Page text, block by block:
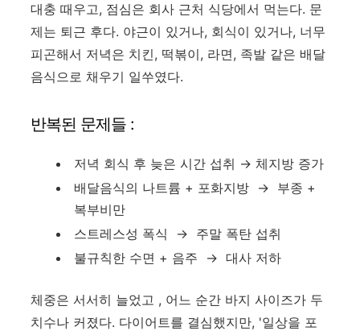
대충 때우고, 점심은 회사 근처 식당에서 먹는다. 문
제는 퇴근 후다. 야근이 있거나, 회식이 있거나, 너무
피곤해서 저녁은 치킨, 떡볶이, 라면, 족발 같은 배달
음식으로 채우기 일쑤였다.
반복된 문제들 :
저녁 회식 후 늦은 시간 섭취 → 체지방 증가
배달음식의 나트륨 + 포화지방 → 부종 +
복부비만
스트레스성 폭식 → 주말 폭탄 섭취
불규칙한 수면 + 음주 → 대사 저하
체중은 서서히 늘었고 , 어느 순간 바지 사이즈가 두
치수나 커졌다. 다이어트를 결심했지만, '일상을 포